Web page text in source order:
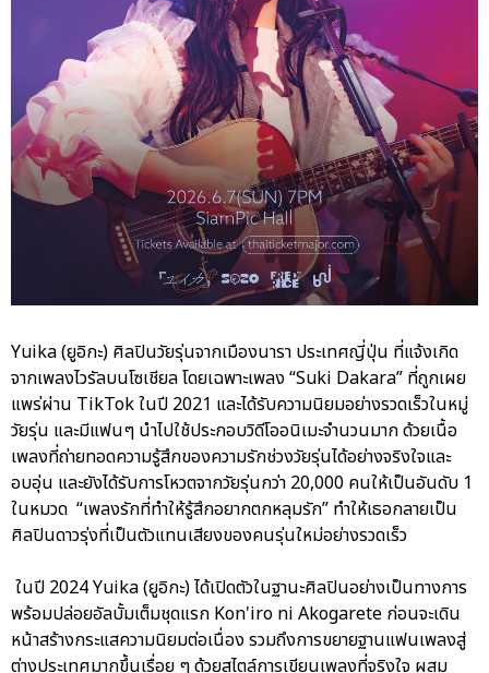
Yuika (ยูอิกะ) ศิลปินวัยรุ่นจากเมืองนารา ประเทศญี่ปุ่น ที่แจ้งเกิด
จากเพลงไวรัลบนโซเชียล โดยเฉพาะเพลง “Suki Dakara” ที่ถูกเผย
แพร่ผ่าน TikTok ในปี 2021 และได้รับความนิยมอย่างรวดเร็วในหมู่
วัยรุ่น และมีแฟนๆ นำไปใช้ประกอบวิดีโออนิเมะจำนวนมาก ด้วยเนื้อ
เพลงที่ถ่ายทอดความรู้สึกของความรักช่วงวัยรุ่นได้อย่างจริงใจและ
อบอุ่น และยังได้รับการโหวตจากวัยรุ่นกว่า 20,000 คนให้เป็นอันดับ 1
ในหมวด “เพลงรักที่ทำให้รู้สึกอยากตกหลุมรัก” ทำให้เธอกลายเป็น
ศิลปินดาวรุ่งที่เป็นตัวแทนเสียงของคนรุ่นใหม่อย่างรวดเร็ว
ในปี 2024 Yuika (ยูอิกะ) ได้เปิดตัวในฐานะศิลปินอย่างเป็นทางการ
พร้อมปล่อยอัลบั้มเต็มชุดแรก Kon'iro ni Akogarete ก่อนจะเดิน
หน้าสร้างกระแสความนิยมต่อเนื่อง รวมถึงการขยายฐานแฟนเพลงสู่
ต่างประเทศมากขึ้นเรื่อย ๆ ด้วยสไตล์การเขียนเพลงที่จริงใจ ผสม